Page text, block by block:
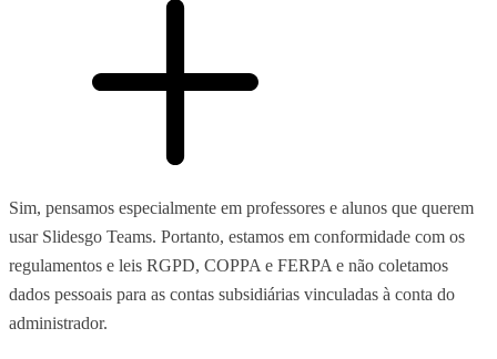
Sim, pensamos especialmente em professores e alunos que querem
usar Slidesgo Teams. Portanto, estamos em conformidade com os
regulamentos e leis RGPD, COPPA e FERPA e não coletamos
dados pessoais para as contas subsidiárias vinculadas à conta do
administrador.